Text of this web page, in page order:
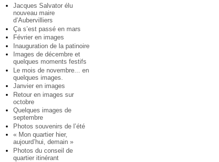
Jacques Salvator élu
nouveau maire
d’Aubervilliers
Ça s’est passé en mars
Février en images
Inauguration de la patinoire
Images de décembre et
quelques moments festifs
Le mois de novembre... en
quelques images.
Janvier en images
Retour en images sur
octobre
Quelques images de
septembre
Photos souvenirs de l’été
« Mon quartier hier,
aujourd’hui, demain »
Photos du conseil de
quartier itinérant